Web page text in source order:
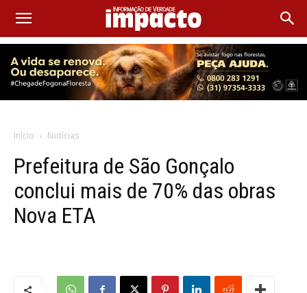
Início Notícias
Prefeitura de São Gonçalo
conclui mais de 70% das obras
Nova ETA